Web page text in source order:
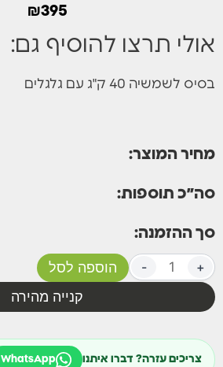
₪395
אולי תרצו להוסיף גם:
בסיס לשמשיה 40 ק"ג עם גלגלים
מחיר המוצר:
סה״כ תוספות:
סך ההזמנה:
- +
הוספה לסל
קנייה מהירה
צריכים עזרה? דברו איתנו WhatsApp